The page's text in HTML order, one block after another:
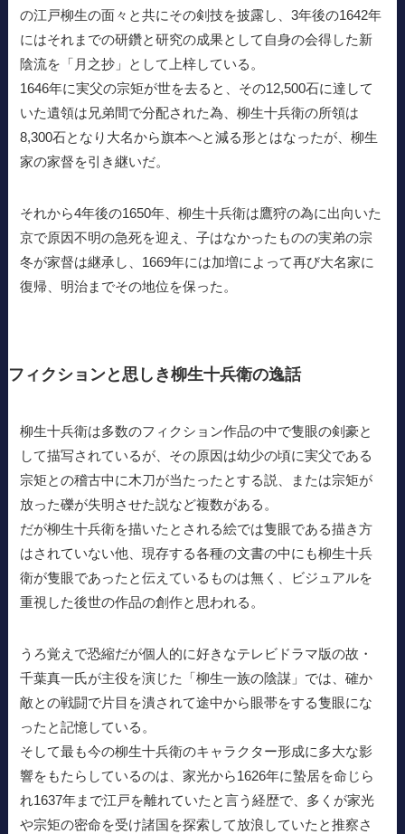
の江戸柳生の面々と共にその剣技を披露し、3年後の1642年
にはそれまでの研鑽と研究の成果として自身の会得した新
陰流を「月之抄」として上梓している。
1646年に実父の宗矩が世を去ると、その12,500石に達して
いた遺領は兄弟間で分配された為、柳生十兵衛の所領は
8,300石となり大名から旗本へと減る形とはなったが、柳生
家の家督を引き継いだ。
それから4年後の1650年、柳生十兵衛は鷹狩の為に出向いた
京で原因不明の急死を迎え、子はなかったものの実弟の宗
冬が家督は継承し、1669年には加増によって再び大名家に
復帰、明治までその地位を保った。
フィクションと思しき柳生十兵衛の逸話
柳生十兵衛は多数のフィクション作品の中で隻眼の剣豪と
して描写されているが、その原因は幼少の頃に実父である
宗矩との稽古中に木刀が当たったとする説、または宗矩が
放った礫が失明させた説など複数がある。
だが柳生十兵衛を描いたとされる絵では隻眼である描き方
はされていない他、現存する各種の文書の中にも柳生十兵
衛が隻眼であったと伝えているものは無く、ビジュアルを
重視した後世の作品の創作と思われる。
うろ覚えで恐縮だが個人的に好きなテレビドラマ版の故・
千葉真一氏が主役を演じた「柳生一族の陰謀」では、確か
敵との戦闘で片目を潰されて途中から眼帯をする隻眼にな
ったと記憶している。
そして最も今の柳生十兵衛のキャラクター形成に多大な影
響をもたらしているのは、家光から1626年に蟄居を命じら
れ1637年まで江戸を離れていたと言う経歴で、多くが家光
や宗矩の密命を受け諸国を探索して放浪していたと推察さ